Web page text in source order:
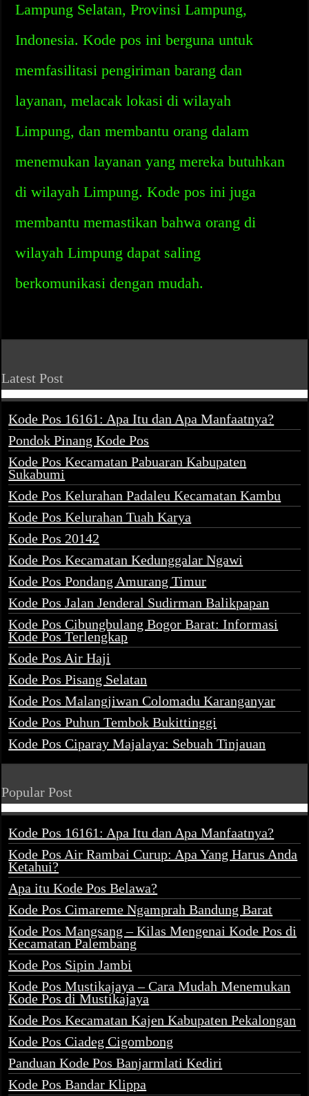
Lampung Selatan, Provinsi Lampung,
Indonesia. Kode pos ini berguna untuk
memfasilitasi pengiriman barang dan
layanan, melacak lokasi di wilayah
Limpung, dan membantu orang dalam
menemukan layanan yang mereka butuhkan
di wilayah Limpung. Kode pos ini juga
membantu memastikan bahwa orang di
wilayah Limpung dapat saling
berkomunikasi dengan mudah.
Latest Post
Kode Pos 16161: Apa Itu dan Apa Manfaatnya?
Pondok Pinang Kode Pos
Kode Pos Kecamatan Pabuaran Kabupaten
Sukabumi
Kode Pos Kelurahan Padaleu Kecamatan Kambu
Kode Pos Kelurahan Tuah Karya
Kode Pos 20142
Kode Pos Kecamatan Kedunggalar Ngawi
Kode Pos Pondang Amurang Timur
Kode Pos Jalan Jenderal Sudirman Balikpapan
Kode Pos Cibungbulang Bogor Barat: Informasi
Kode Pos Terlengkap
Kode Pos Air Haji
Kode Pos Pisang Selatan
Kode Pos Malangjiwan Colomadu Karanganyar
Kode Pos Puhun Tembok Bukittinggi
Kode Pos Ciparay Majalaya: Sebuah Tinjauan
Popular Post
Kode Pos 16161: Apa Itu dan Apa Manfaatnya?
Kode Pos Air Rambai Curup: Apa Yang Harus Anda
Ketahui?
Apa itu Kode Pos Belawa?
Kode Pos Cimareme Ngamprah Bandung Barat
Kode Pos Mangsang – Kilas Mengenai Kode Pos di
Kecamatan Palembang
Kode Pos Sipin Jambi
Kode Pos Mustikajaya – Cara Mudah Menemukan
Kode Pos di Mustikajaya
Kode Pos Kecamatan Kajen Kabupaten Pekalongan
Kode Pos Ciadeg Cigombong
Panduan Kode Pos Banjarmlati Kediri
Kode Pos Bandar Klippa